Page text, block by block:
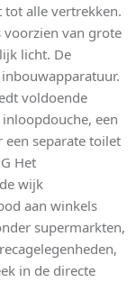
alle vertrekken.
voorzien van grote
licht. De
voldoende
een
een separate toilet
Het
wijk
aan winkels
supermarkten,
in de directe